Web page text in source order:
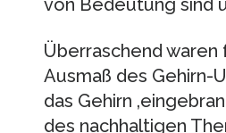
von Bedeutung sind
Überraschend
Ausmaß des Gehirn-
das Gehirn
des nachhaltigen